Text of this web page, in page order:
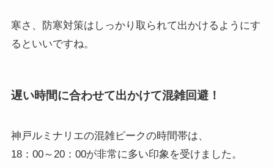
寒さ、防寒対策はしっかり取られて出かけるようにす
るといいですね。
遅い時間に合わせて出かけて混雑回避！
神戸ルミナリエの混雑ピークの時間帯は、
18：00～20：00が非常に多い印象を受けました。